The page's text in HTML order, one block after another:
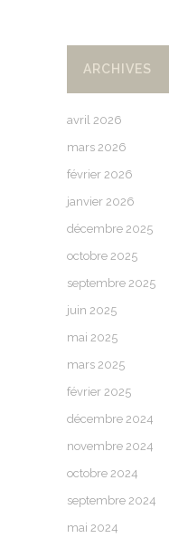
ARCHIVES
avril 2026
mars 2026
février 2026
janvier 2026
décembre 2025
octobre 2025
septembre 2025
juin 2025
mai 2025
mars 2025
février 2025
décembre 2024
novembre 2024
octobre 2024
septembre 2024
mai 2024